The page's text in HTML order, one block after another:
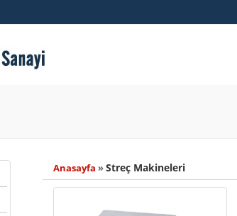
Anasayfa »Streç Makineleri